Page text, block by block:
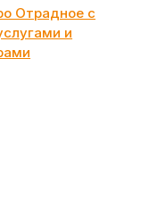
Отрадное с
и